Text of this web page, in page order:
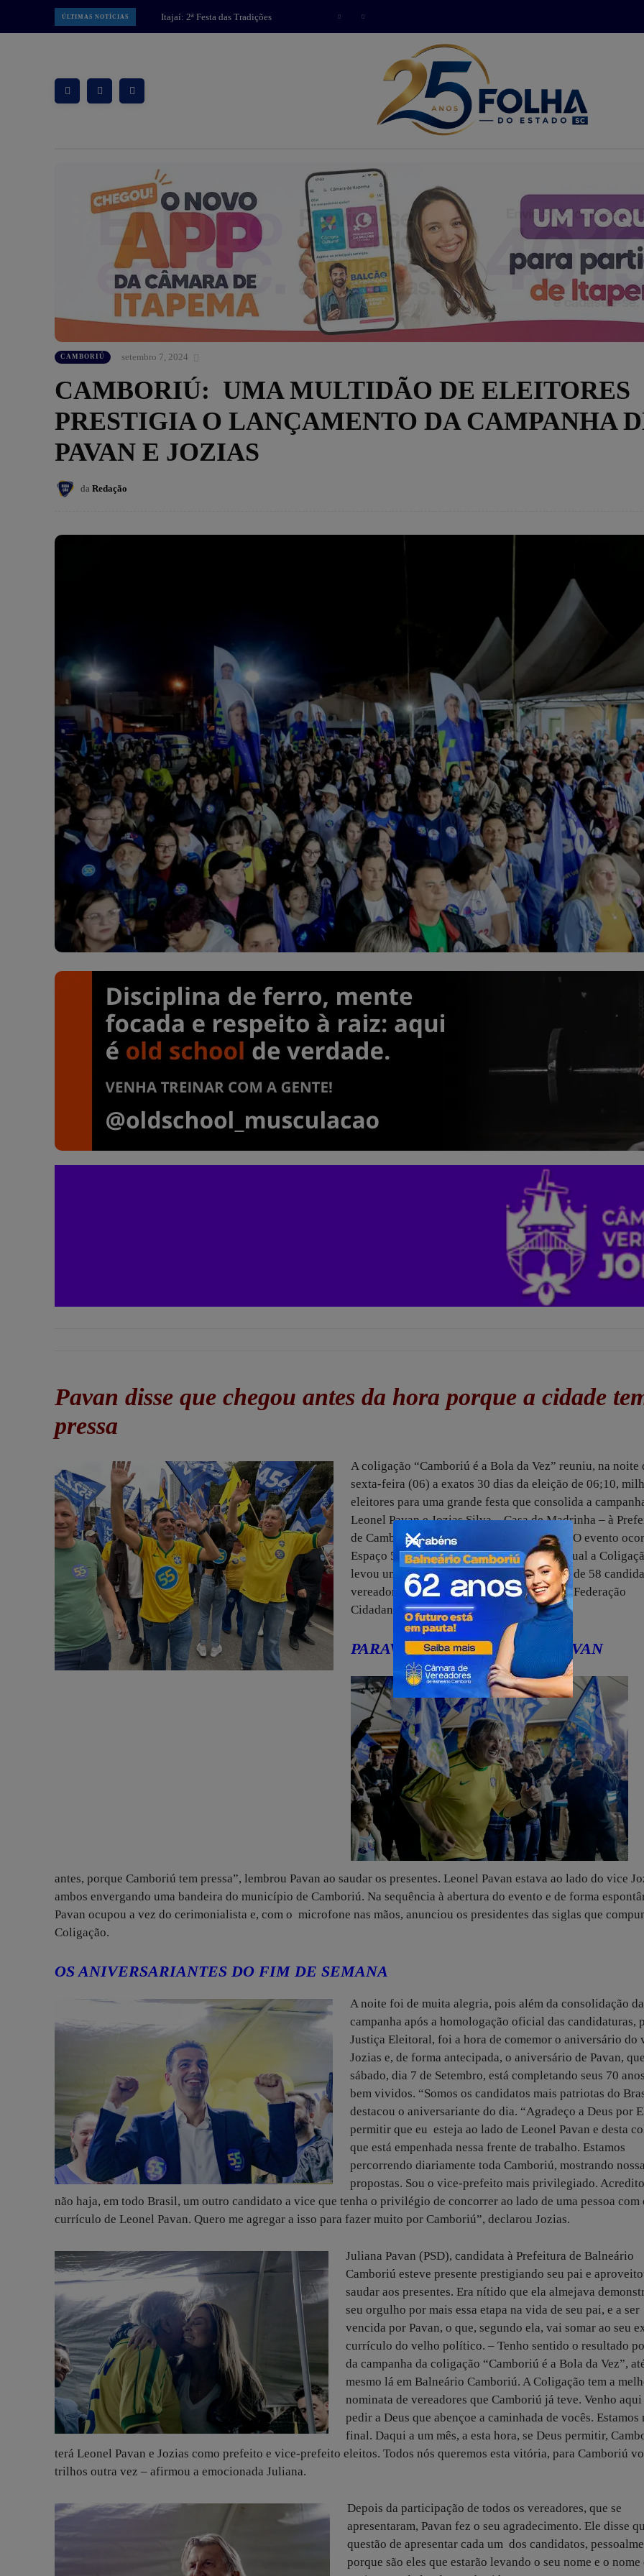
ÚLTIMAS NOTÍCIAS
MPSC: Operação “Caminho Sem
Volta” intensifica combate a facção
CAMBORIÚ setembro 7, 2024
CAMBORIÚ: UMA MULTIDÃO DE ELEITORES
PRESTIGIA O LANÇAMENTO DA CAMPANHA
PAVAN E JOZIAS
da Redação
Pavan disse que chegou antes da hora porque a cidade
pressa
A coligação “Camboriú é a Bola da Vez” reuniu, na noite
sexta-feira (06) a exatos 30 dias da eleição de 06;10,
eleitores para uma grande festa que consolida a
Leonel Pavan e Jozias Silva – Casa de Madrinha – à
de Camboriú para o quadriênio 2025/2028. O evento
Espaço 55, no centro de Camboriú, para o qual a
levou uma extensa lista contendo os nomes de 58
vereador pelas siglas PSD, Podemos, PDT e Federação
Cidadania, e PSDB.
PARAVRA AFIRMATIVA DE PAVAN
antes, porque Camboriú tem pressa”, lembrou Pavan ao saudar os presentes. Leonel Pavan estava ao lado do vice
ambos envergando uma bandeira do município de Camboriú. Na sequência à abertura do evento e de forma
Pavan ocupou a vez do cerimonialista e, com o microfone nas mãos, anunciou os presidentes das siglas que
Coligação.
OS ANIVERSARIANTES DO FIM DE SEMANA
A noite foi de muita alegria, pois além da consolidação da
campanha após a homologação oficial das candidaturas,
Justiça Eleitoral, foi a hora de comemor o aniversário do
Jozias e, de forma antecipada, o aniversário de Pavan,
sábado, dia 7 de Setembro, está completando seus 70
bem vividos. “Somos os candidatos mais patriotas do
destacou o aniversariante do dia. “Agradeço a Deus por
permitir que eu esteja ao lado de Leonel Pavan e desta
que está empenhada nessa frente de trabalho. Estamos
percorrendo diariamente toda Camboriú, mostrando
propostas. Sou o vice-prefeito mais privilegiado.
não haja, em todo Brasil, um outro candidato a vice que tenha o privilégio de concorrer ao lado de uma pessoa com
currículo de Leonel Pavan. Quero me agregar a isso para fazer muito por Camboriú”, declarou Jozias.
Juliana Pavan (PSD), candidata à Prefeitura de Balneário
Camboriú esteve presente prestigiando seu pai e
saudar aos presentes. Era nítido que ela almejava
seu orgulho por mais essa etapa na vida de seu pai, e a ser
vencida por Pavan, o que, segundo ela, vai somar ao seu
currículo do velho político. – Tenho sentido o resultado
da campanha da coligação “Camboriú é a Bola da Vez”,
mesmo lá em Balneário Camboriú. A Coligação tem a
nominata de vereadores que Camboriú já teve. Venho
pedir a Deus que abençoe a caminhada de vocês. Estamos
final. Daqui a um mês, a esta hora, se Deus permitir,
terá Leonel Pavan e Jozias como prefeito e vice-prefeito eleitos. Todos nós queremos esta vitória, para Camboriú
trilhos outra vez – afirmou a emocionada Juliana.
Depois da participação de todos os vereadores, que se
apresentaram, Pavan fez o seu agradecimento. Ele disse
questão de apresentar cada um dos candidatos,
porque são eles que estarão levando o seu nome e o nome